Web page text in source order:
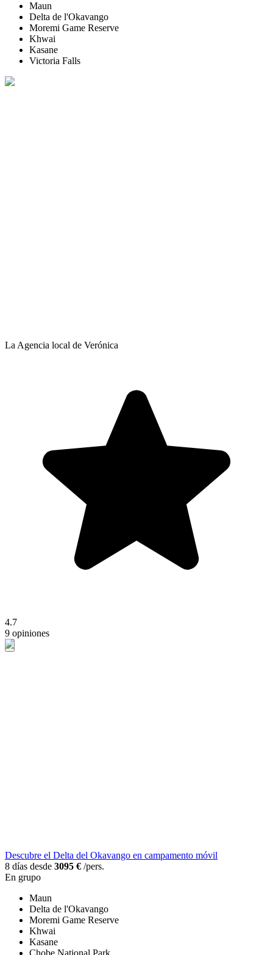
Maun
Delta de l'Okavango
Moremi Game Reserve
Khwai
Kasane
Victoria Falls
La Agencia local de Verónica
4.7
9 opiniones
Descubre el Delta del Okavango en campamento móvil
8 días desde 3095 € /pers.
En grupo
Maun
Delta de l'Okavango
Moremi Game Reserve
Khwai
Kasane
Chobe National Park